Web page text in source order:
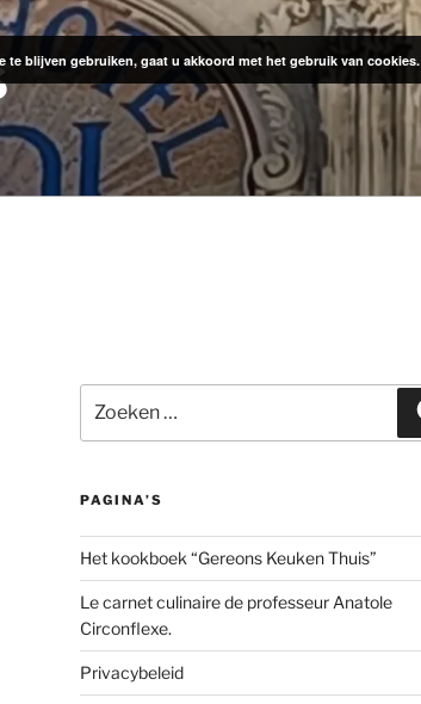
naar:
PAGINA’S
Het kookboek “Gereons Keuken Thuis”
Le carnet culinaire de professeur Anatole
Circonflexe.
Privacybeleid
te blijven gebruiken, gaat u akkoord met het gebruik van cookies.